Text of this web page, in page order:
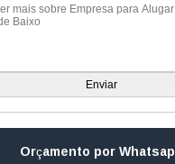
Orçamento por